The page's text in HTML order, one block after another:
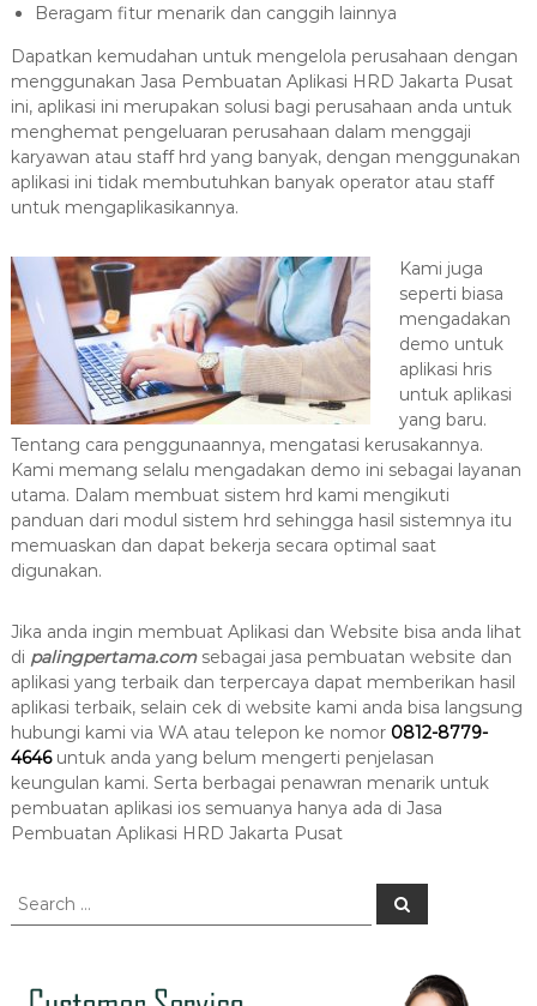
Beragam fitur menarik dan canggih lainnya
Dapatkan kemudahan untuk mengelola perusahaan dengan
menggunakan Jasa Pembuatan Aplikasi HRD Jakarta Pusat
ini, aplikasi ini merupakan solusi bagi perusahaan anda untuk
menghemat pengeluaran perusahaan dalam menggaji
karyawan atau staff hrd yang banyak, dengan menggunakan
aplikasi ini tidak membutuhkan banyak operator atau staff
untuk mengaplikasikannya.
Kami juga
seperti biasa
mengadakan
demo untuk
aplikasi hris
untuk aplikasi
yang baru.
Tentang cara penggunaannya, mengatasi kerusakannya.
Kami memang selalu mengadakan demo ini sebagai layanan
utama. Dalam membuat sistem hrd kami mengikuti
panduan dari modul sistem hrd sehingga hasil sistemnya itu
memuaskan dan dapat bekerja secara optimal saat
digunakan.
Jika anda ingin membuat Aplikasi dan Website bisa anda lihat
di palingpertama.comsebagai jasa pembuatan website dan
aplikasi yang terbaik dan terpercaya dapat memberikan hasil
aplikasi terbaik, selain cek di website kami anda bisa langsung
hubungi kami via WA atau telepon ke nomor 0812-8779-
4646untuk anda yang belum mengerti penjelasan
keungulan kami. Serta berbagai penawran menarik untuk
pembuatan aplikasi ios semuanya hanya ada di Jasa
Pembuatan Aplikasi HRD Jakarta Pusat
S
S
e